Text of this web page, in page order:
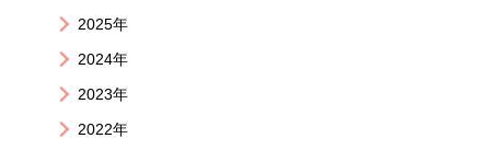
2025年
2024年
2023年
2022年